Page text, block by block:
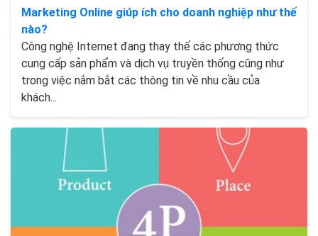
Marketing Online giúp ích cho doanh nghiệp như thế
nào?
Công nghệ Internet đang thay thế các phương thức
cung cấp sản phẩm và dịch vụ truyền thống cũng như
trong việc nắm bắt các thông tin về nhu cầu của
khách...